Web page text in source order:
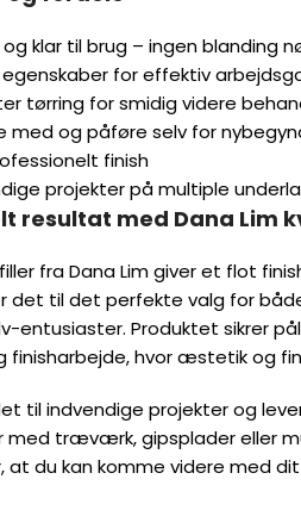
for effektiv arbejdsgang
for smidig videre behandling
og påføre selv for nybegyndere
finish
projekter på multiple underlag
med Dana Lim
valg for både professionelle
sikrer pålidelige resultater ved
er afgørende.
gipsplader eller murværk. Den
med dit projekt uden lange